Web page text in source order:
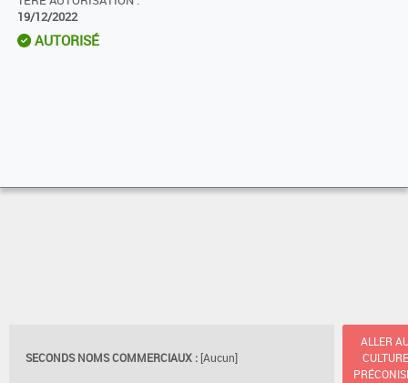
19/12/2022
AUTORISÉ
SECONDS NOMS COMMERCIAUX : [Aucun]
ALLER